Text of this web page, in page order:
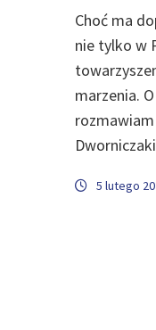
Choć ma
nie tylko w
marzenia.
5 lutego